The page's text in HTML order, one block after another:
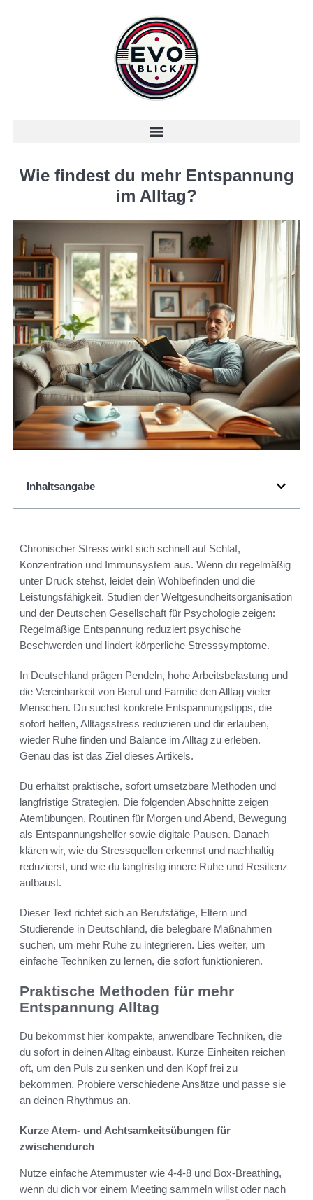
Wie findest du mehr Entspannung
im Alltag?
Inhaltsangabe
Chronischer Stress wirkt sich schnell auf Schlaf,
Konzentration und Immunsystem aus. Wenn du regelmäßig
unter Druck stehst, leidet dein Wohlbefinden und die
Leistungsfähigkeit. Studien der Weltgesundheitsorganisation
und der Deutschen Gesellschaft für Psychologie zeigen:
Regelmäßige Entspannung reduziert psychische
Beschwerden und lindert körperliche Stresssymptome.
In Deutschland prägen Pendeln, hohe Arbeitsbelastung und
die Vereinbarkeit von Beruf und Familie den Alltag vieler
Menschen. Du suchst konkrete Entspannungstipps, die
sofort helfen, Alltagsstress reduzieren und dir erlauben,
wieder Ruhe finden und Balance im Alltag zu erleben.
Genau das ist das Ziel dieses Artikels.
Du erhältst praktische, sofort umsetzbare Methoden und
langfristige Strategien. Die folgenden Abschnitte zeigen
Atemübungen, Routinen für Morgen und Abend, Bewegung
als Entspannungshelfer sowie digitale Pausen. Danach
klären wir, wie du Stressquellen erkennst und nachhaltig
reduzierst, und wie du langfristig innere Ruhe und Resilienz
aufbaust.
Dieser Text richtet sich an Berufstätige, Eltern und
Studierende in Deutschland, die belegbare Maßnahmen
suchen, um mehr Ruhe zu integrieren. Lies weiter, um
einfache Techniken zu lernen, die sofort funktionieren.
Praktische Methoden für mehr
Entspannung Alltag
Du bekommst hier kompakte, anwendbare Techniken, die
du sofort in deinen Alltag einbaust. Kurze Einheiten reichen
oft, um den Puls zu senken und den Kopf frei zu
bekommen. Probiere verschiedene Ansätze und passe sie
an deinen Rhythmus an.
Kurze Atem- und Achtsamkeitsübungen für
zwischendurch
Nutze einfache Atemmuster wie 4-4-8 und Box-Breathing,
wenn du dich vor einem Meeting sammeln willst oder nach